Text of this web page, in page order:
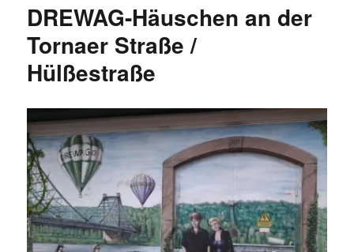
DREWAG-Häuschen an der
Tornaer Straße /
Hülßestraße